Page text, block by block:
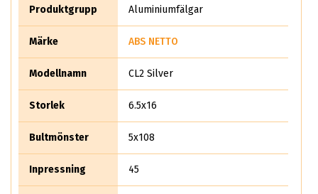
Produktgrupp Aluminiumfälgar
Märke ABS NETTO
Modellnamn CL2 Silver
Storlek 6.5x16
Bultmönster 5x108
Inpressning 45